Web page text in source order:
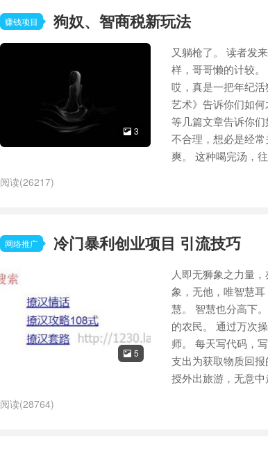
赚钱项目 狗奴、智商税新玩法
 3
又躺枪了。 读者发
样，哥哥懒的计较。
哎，真是一把年纪
艺术》告诉你们如何
等几篇文章告诉你
不合理，想必是经
爽。 这种喝完汤，
阅读(26217)
网络推广 冷门暴利创业项目 引流技巧
 5
人即无狮象之力量
象，无他，唯智慧
慧。 智慧也分高下
的农民。 通过万次
师。 每天写代码，
支出为获取物质回
授外出旅游，无意中
阅读(28764)